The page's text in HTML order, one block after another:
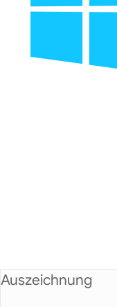
Auszeichnung